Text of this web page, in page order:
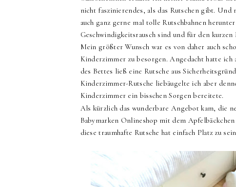
nicht faszinierendes, als das Rutschen gibt. Und
auch ganz gerne mal tolle Rutschbahnen
Geschwindigkeitsrausch sind und für den
Mein größter Wunsch war es von daher auch
Kinderzimmer zu besorgen. Angedacht hatte
des Bettes ließ eine Rutsche aus
Kinderzimmer-Rutsche liebäugelte ich aber
Kinderzimmer ein bisschen Sorgen bereitete.
Als kürzlich das wunderbare Angebot kam, die
Babymarken Onlineshop mit dem
diese traumhafte Rutsche hat einfach Platz zu